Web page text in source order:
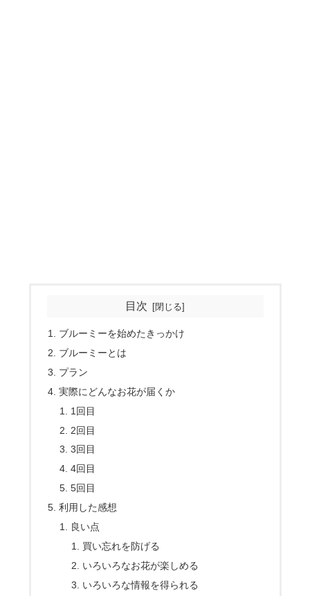
目次
ブルーミーを始めたきっかけ
ブルーミーとは
プラン
実際にどんなお花が届くか
1回目
2回目
3回目
4回目
5回目
利用した感想
良い点
買い忘れを防げる
いろいろなお花が楽しめる
いろいろな情報を得られる